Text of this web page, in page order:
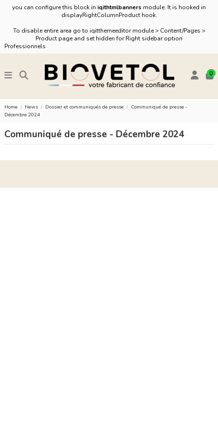
you can configure this block in iqithtmlbanners module. It is hooked in
displayRightColumnProduct hook.
To disable entire area go to iqitthemeeditor module > Content/Pages >
Product page and set hidden for Right sidebar option
Professionnels
0
Home News Dossier et communiqués de presse
Communiqué de presse -
Décembre 2024
Communiqué de presse - Décembre 2024